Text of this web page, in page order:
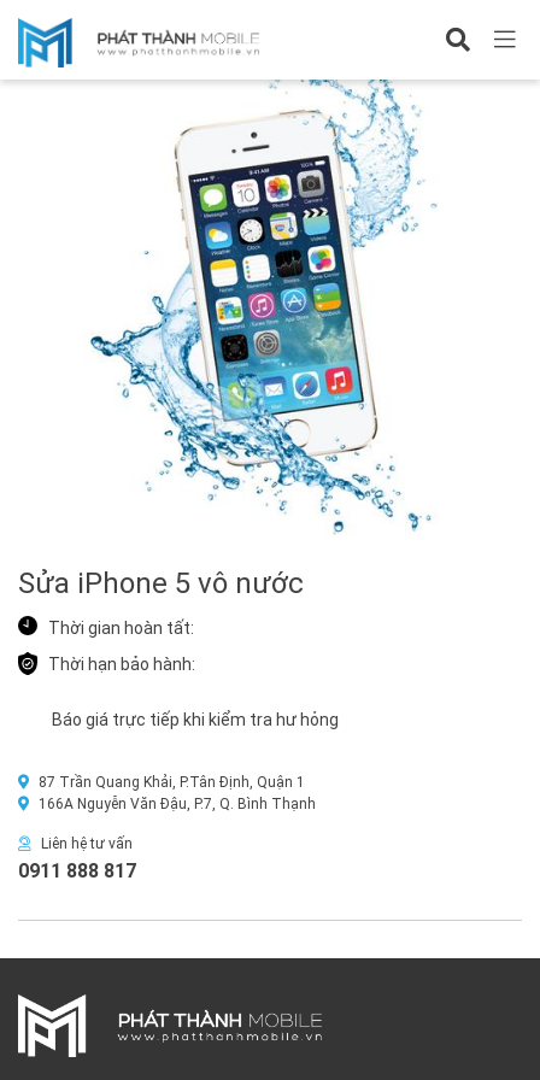
Sửa iPhone 5
Sửa iPhone 5 vô nước
Thời gian hoàn tất:
Thời hạn bảo hành:
Báo giá trực tiếp khi kiểm tra hư hỏng
87 Trần Quang Khải, P.Tân Định, Quận 1
166A Nguyễn Văn Đậu, P.7, Q. Bình Thạnh
Liên hệ tư vấn
0911 888 817